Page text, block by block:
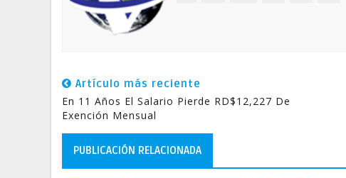
Artículo más reciente
En 11 Años El Salario Pierde RD$12,227 De
Exención Mensual
PUBLICACIÓN RELACIONADA